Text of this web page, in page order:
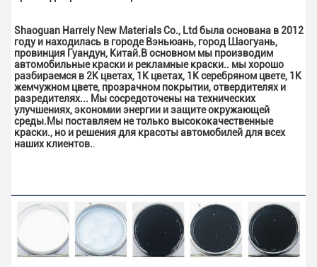
Shaoguan Harrely New Materials Co., Ltd была основана в 2012
году и находилась в городе Вэньюань, город Шаогуань,
провинция Гуандун, Китай.В основном мы производим
автомобильные краски и рекламные краски.. мы хорошо
разбираемся в 2K цветах, 1K цветах, 1K серебряном цвете, 1K
жемчужном цвете, прозрачном покрытии, отвердителях и
разредителях... Мы сосредоточены на технических
улучшениях, экономии энергии и защите окружающей
среды.Мы поставляем не только высококачественные
краски., но и решения для красоты автомобилей для всех
наших клиентов.